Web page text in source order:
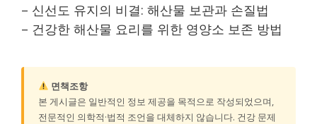
– 신선도 유지의 비결: 해산물 보관과 손질법
– 건강한 해산물 요리를 위한 영양소 보존 방법
면책조항
본 게시글은 일반적인 정보 제공을 목적으로 작성되었으며,
전문적인 의학적·법적 조언을 대체하지 않습니다. 건강 문제